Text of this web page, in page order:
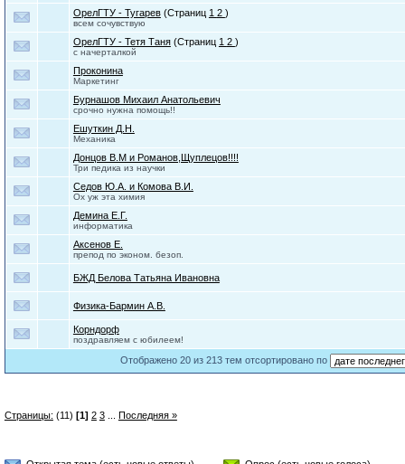
ОрелГТУ - Тугарев (Страниц 1 2 )
всем сочувствую
ОрелГТУ - Тетя Таня (Страниц 1 2 )
с начерталкой
Проконина
Маркетинг
Бурнашов Михаил Анатольевич
срочно нужна помощь!!
Ешуткин Д.Н.
Механика
Донцов В.М и Романов,Щуплецов!!!!
Три педика из научки
Седов Ю.А. и Комова В.И.
Ох уж эта химия
Демина Е.Г.
информатика
Аксенов Е.
препод по эконом. безоп.
БЖД Белова Татьяна Ивановна
Физика-Бармин А.В.
Корндорф
поздравляем с юбилеем!
Отображено 20 из 213 тем отсортировано по
Страницы: (11) [1] 2 3... Последняя »